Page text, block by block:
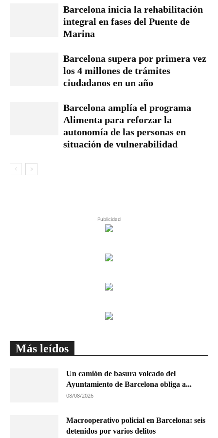
Barcelona inicia la rehabilitación
integral en fases del Puente de
Marina
Barcelona supera por primera vez
los 4 millones de trámites
ciudadanos en un año
Barcelona amplía el programa
Alimenta para reforzar la
autonomía de las personas en
situación de vulnerabilidad
Publicidad
Más leídos
Un camión de basura volcado del
Ayuntamiento de Barcelona obliga a...
08/08/2026
Macrooperativo policial en Barcelona: seis
detenidos por varios delitos